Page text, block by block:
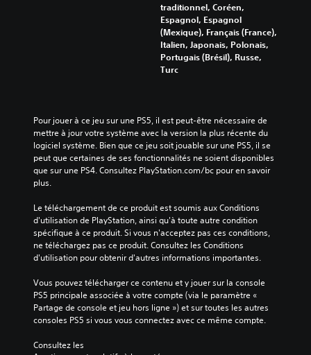
traditionnel, Coréen,
Espagnol, Espagnol
(Mexique), Français (France),
Italien, Japonais, Polonais,
Portugais (Brésil), Russe,
Turc
Pour jouer à ce jeu sur une PS5, il est peut-être nécessaire de
mettre à jour votre système avec la version la plus récente du
logiciel système. Bien que ce jeu soit jouable sur une PS5, il se
peut que certaines de ses fonctionnalités ne soient disponibles
que sur une PS4. Consultez PlayStation.com/bc pour en savoir
plus.
Le téléchargement de ce produit est soumis aux Conditions
d'utilisation de PlayStation, ainsi qu'à toute autre condition
spécifique à ce produit. Si vous n'acceptez pas ces conditions,
ne téléchargez pas ce produit. Consultez les Conditions
d'utilisation pour obtenir d'autres informations importantes.
Vous pouvez télécharger ce contenu et y jouer sur la console
PS5 principale associée à votre compte (via le paramètre «
Partage de console et jeu hors ligne ») et sur toutes les autres
consoles PS5 si vous vous connectez avec ce même compte.
Consultez les